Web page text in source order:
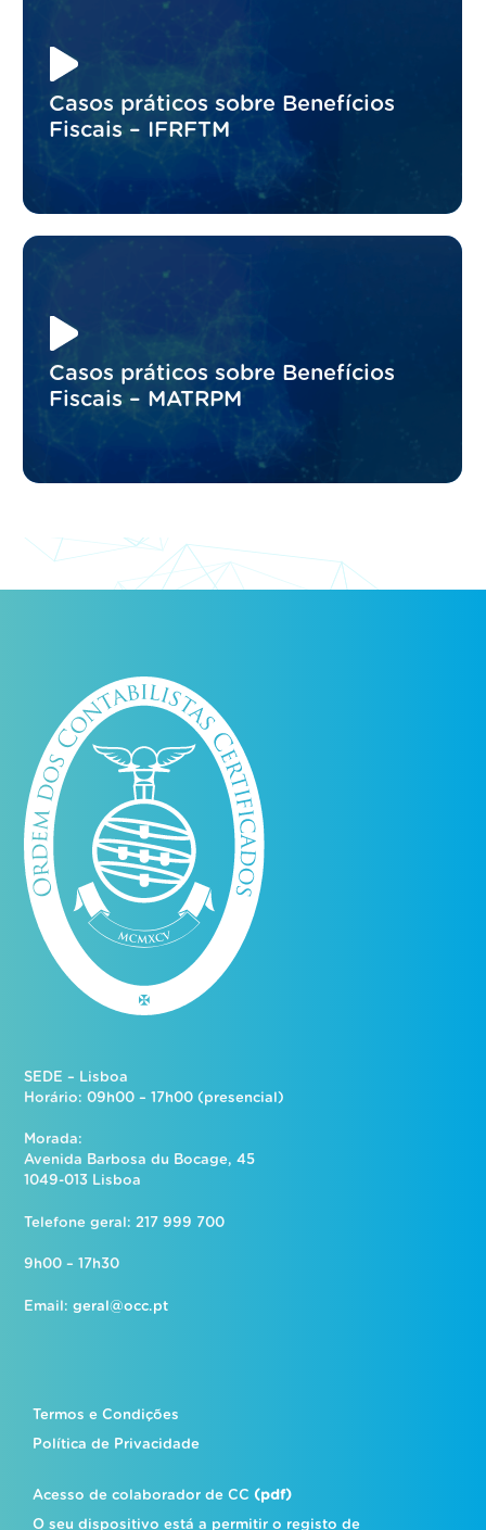
Casos práticos sobre Benefícios
Fiscais – IFRFTM
Casos práticos sobre Benefícios
Fiscais – MATRPM
SEDE – Lisboa
Horário: 09h00 – 17h00 (presencial)
Morada:
Avenida Barbosa du Bocage, 45
1049-013 Lisboa
Telefone geral: 217 999 700
9h00 – 17h30
Email:geral@occ.pt
Termos e Condições
Política de Privacidade
Acesso de colaborador de CC(pdf)
O seu dispositivo está a permitir o registo de